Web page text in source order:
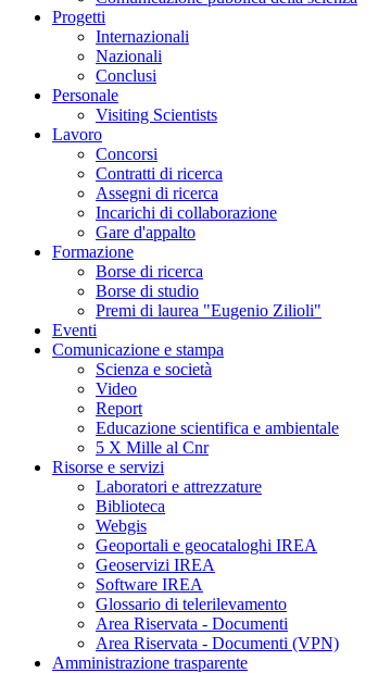
Progetti
Internazionali
Nazionali
Conclusi
Personale
Visiting Scientists
Lavoro
Concorsi
Contratti di ricerca
Assegni di ricerca
Incarichi di collaborazione
Gare d'appalto
Formazione
Borse di ricerca
Borse di studio
Premi di laurea "Eugenio Zilioli"
Eventi
Comunicazione e stampa
Scienza e società
Video
Report
Educazione scientifica e ambientale
5 X Mille al Cnr
Risorse e servizi
Laboratori e attrezzature
Biblioteca
Webgis
Geoportali e geocataloghi IREA
Geoservizi IREA
Software IREA
Glossario di telerilevamento
Area Riservata - Documenti
Area Riservata - Documenti (VPN)
Amministrazione trasparente